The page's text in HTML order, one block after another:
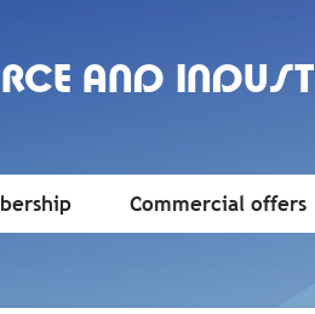
AND
Commercial offers